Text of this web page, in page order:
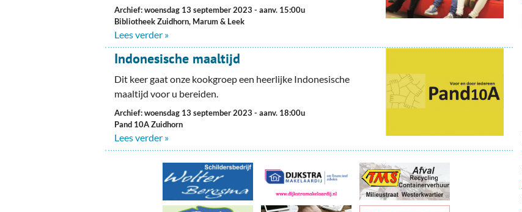
Archief: woensdag 13 september 2023- aanv. 15:00u
Bibliotheek Zuidhorn, Marum & Leek
Lees verder »
Indonesische maaltijd
Dit keer gaat onze kookgroep een heerlijke Indonesische
maaltijd voor u bereiden.
Archief: woensdag 13 september 2023- aanv. 18:00u
Pand 10A Zuidhorn
Lees verder »